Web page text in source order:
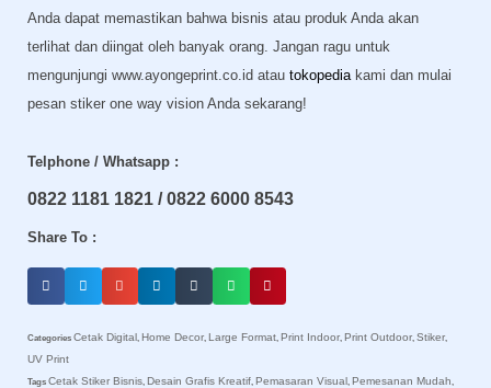
Anda dapat memastikan bahwa bisnis atau produk Anda akan
terlihat dan diingat oleh banyak orang. Jangan ragu untuk
mengunjungi www.ayongeprint.co.id atau tokopedia kami dan mulai
pesan stiker one way vision Anda sekarang!
Telphone / Whatsapp :
0822 1181 1821 / 0822 6000 8543
Share To :
Categories Cetak Digital Home Decor Large Format Print Indoor Print Outdoor Stiker
UV Print
Tags Cetak Stiker Bisnis Desain Grafis Kreatif Pemasaran Visual Pemesanan Mudah